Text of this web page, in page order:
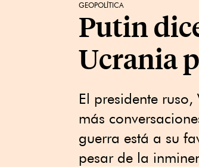
GEOPOLÍTICA
Putin
Ucrania
El presidente
más
guerra está a su
pesar de la